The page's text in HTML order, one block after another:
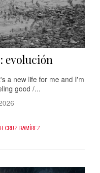
evolución
a new life for me and I'm
good /...
CRUZ RAMÍREZ